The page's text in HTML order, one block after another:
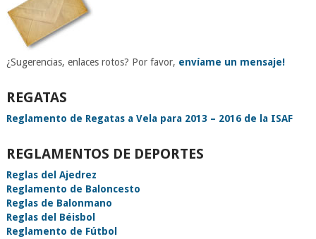
¿Sugerencias, enlaces rotos? Por favor, envíame un mensaje!
REGATAS
Reglamento de Regatas a Vela para 2013 – 2016 de la ISAF
REGLAMENTOS DE DEPORTES
Reglas del Ajedrez
Reglamento de Baloncesto
Reglas de Balonmano
Reglas del Béisbol
Reglamento de Fútbol